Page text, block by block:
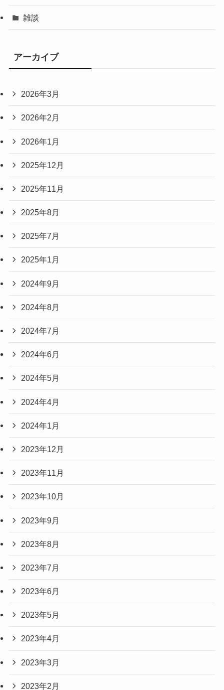
雑談
アーカイブ
2026年3月
2026年2月
2026年1月
2025年12月
2025年11月
2025年8月
2025年7月
2025年1月
2024年9月
2024年8月
2024年7月
2024年6月
2024年5月
2024年4月
2024年1月
2023年12月
2023年11月
2023年10月
2023年9月
2023年8月
2023年7月
2023年6月
2023年5月
2023年4月
2023年3月
2023年2月